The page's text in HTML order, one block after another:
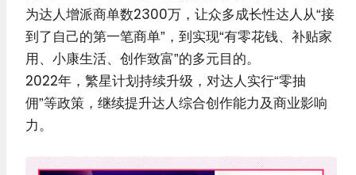
为达人增派商单数2300万，让众多成长性达人从“接
到了自己的第一笔商单”，到实现“有零花钱、补贴家
用、小康生活、创作致富”的多元目的。
2022年，繁星计划持续升级，对达人实行“零抽
佣”等政策，继续提升达人综合创作能力及商业影响
力。